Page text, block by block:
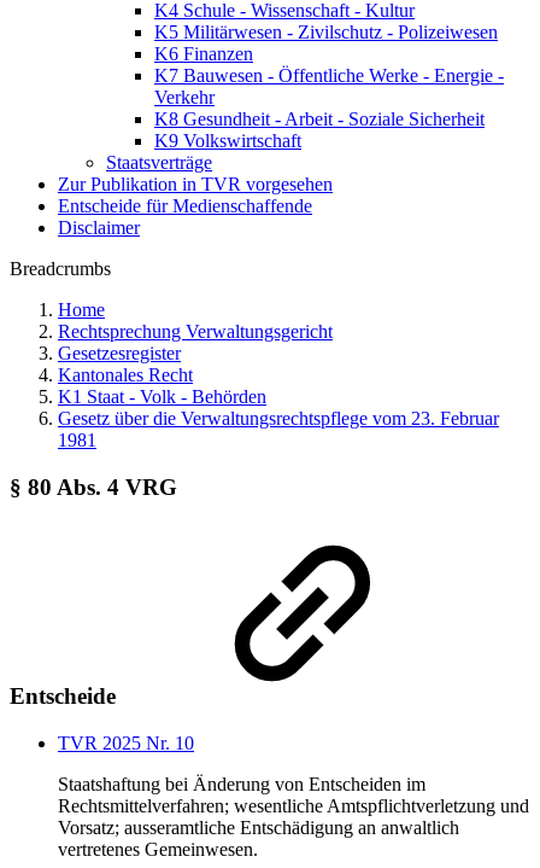
K4 Schule - Wissenschaft - Kultur
K5 Militärwesen - Zivilschutz - Polizeiwesen
K6 Finanzen
K7 Bauwesen - Öffentliche Werke - Energie -
Verkehr
K8 Gesundheit - Arbeit - Soziale Sicherheit
K9 Volkswirtschaft
Staatsverträge
Zur Publikation in TVR vorgesehen
Entscheide für Medienschaffende
Disclaimer
Breadcrumbs
Home
Rechtsprechung Verwaltungsgericht
Gesetzesregister
Kantonales Recht
K1 Staat - Volk - Behörden
Gesetz über die Verwaltungsrechtspflege vom 23. Februar
1981
§ 80 Abs. 4 VRG
Entscheide
TVR 2025 Nr. 10
Staatshaftung bei Änderung von Entscheiden im
Rechtsmittelverfahren; wesentliche Amtspflichtverletzung und
Vorsatz; ausseramtliche Entschädigung an anwaltlich
vertretenes Gemeinwesen.